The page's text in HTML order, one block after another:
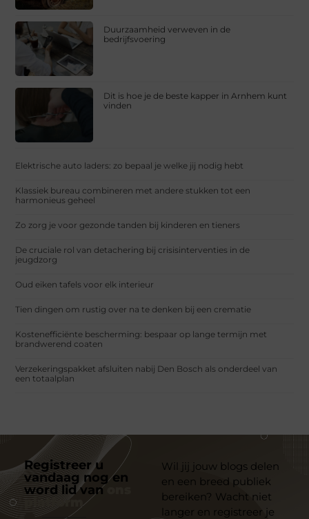
Duurzaamheid verweven in de
bedrijfsvoering
Dit is hoe je de beste kapper in Arnhem kunt
vinden
Elektrische auto laders: zo bepaal je welke jij nodig hebt
Klassiek bureau combineren met andere stukken tot een
harmonieus geheel
Zo zorg je voor gezonde tanden bij kinderen en tieners
De cruciale rol van detachering bij crisisinterventies in de
jeugdzorg
Oud eiken tafels voor elk interieur
Tien dingen om rustig over na te denken bij een crematie
Kostenefficiënte bescherming: bespaar op lange termijn met
brandwerend coaten
Verzekeringspakket afsluiten nabij Den Bosch als onderdeel van
een totaalplan
Registreer u
vandaag nog en
word lid van
platform
Wil jij jouw blogs delen
en een breed publiek
bereiken? Wacht niet
langer en registreer je